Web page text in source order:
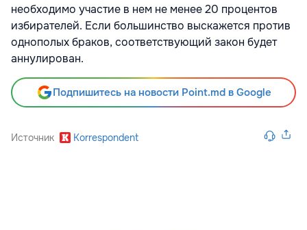
необходимо участие в нем не менее 20 процентов
избирателей. Если большинство выскажется против
однополых браков, соответствующий закон будет
аннулирован.
Подпишитесь на новости Point.md в Google
Источник Korrespondent